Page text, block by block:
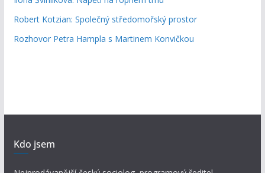
Robert Kotzian: Společný středomořský prostor
Rozhovor Petra Hampla s Martinem Konvičkou
Kdo jsem